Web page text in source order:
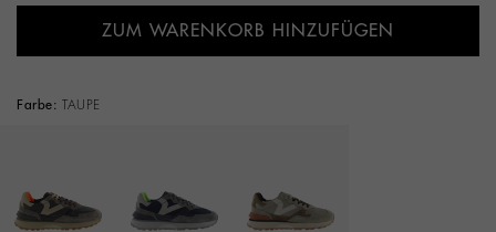
ZUM WARENKORB HINZUFÜGEN
Farbe: TAUPE